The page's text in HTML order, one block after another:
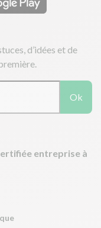
d’idées et de
Ok
entreprise à